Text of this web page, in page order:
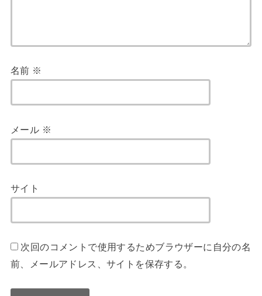
名前 ※
メール ※
サイト
次回のコメントで使用するためブラウザーに自分の名
前、メールアドレス、サイトを保存する。